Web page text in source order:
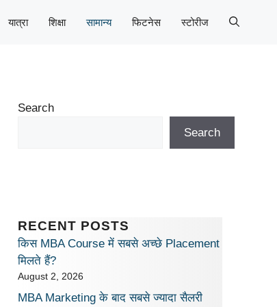
यात्रा शिक्षा सामान्य फिटनेस स्टोरीज
Search
Search
RECENT POSTS
किस MBA Course में सबसे अच्छे Placement
मिलते हैं?
August 2, 2026
MBA Marketing के बाद सबसे ज्यादा सैलरी